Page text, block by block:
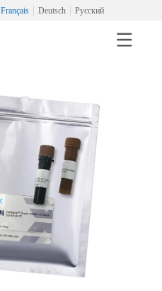
Français Deutsch Русский